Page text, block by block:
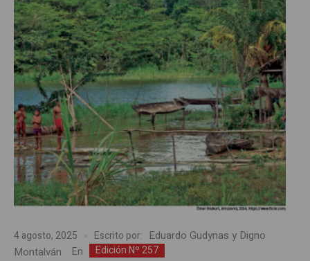
4 agosto, 2025 Escrito por: Eduardo Gudynas y Digno
Montalván
En Edición Nº 257